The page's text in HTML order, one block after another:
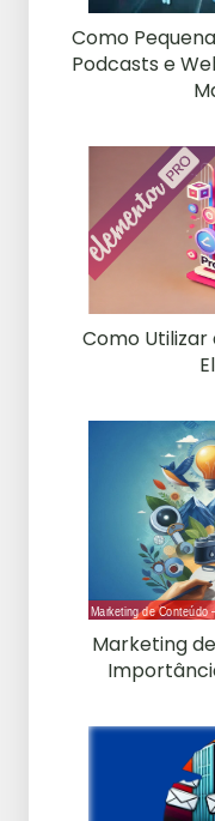
Como
Podcasts e
Como Utilizar
Marketing